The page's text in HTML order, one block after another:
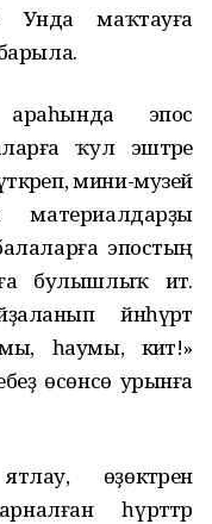
Унда маҡтауға
араһында эпос
ҡул эштәре
мини-музей
материалдарҙы
эпостың
булышлыҡ итә.
йәнһүрәт
һаумы, әкиәт!»
өсөнсө урынға
өҙөктәрен
һүрәттәр